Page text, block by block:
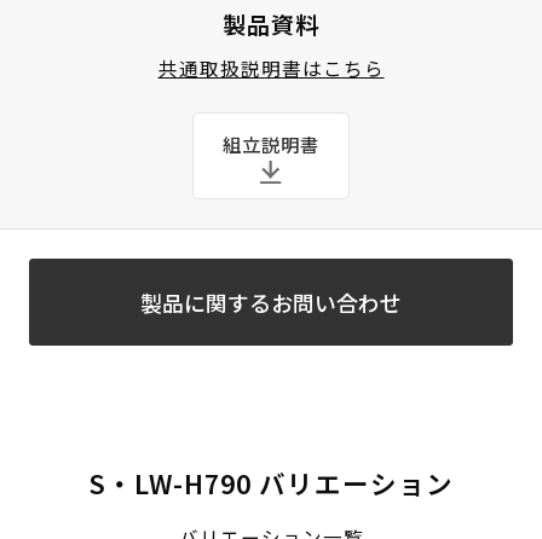
製品資料
共通取扱説明書はこちら
組立説明書
製品に関するお問い合わせ
S・LW-H790 バリエーション